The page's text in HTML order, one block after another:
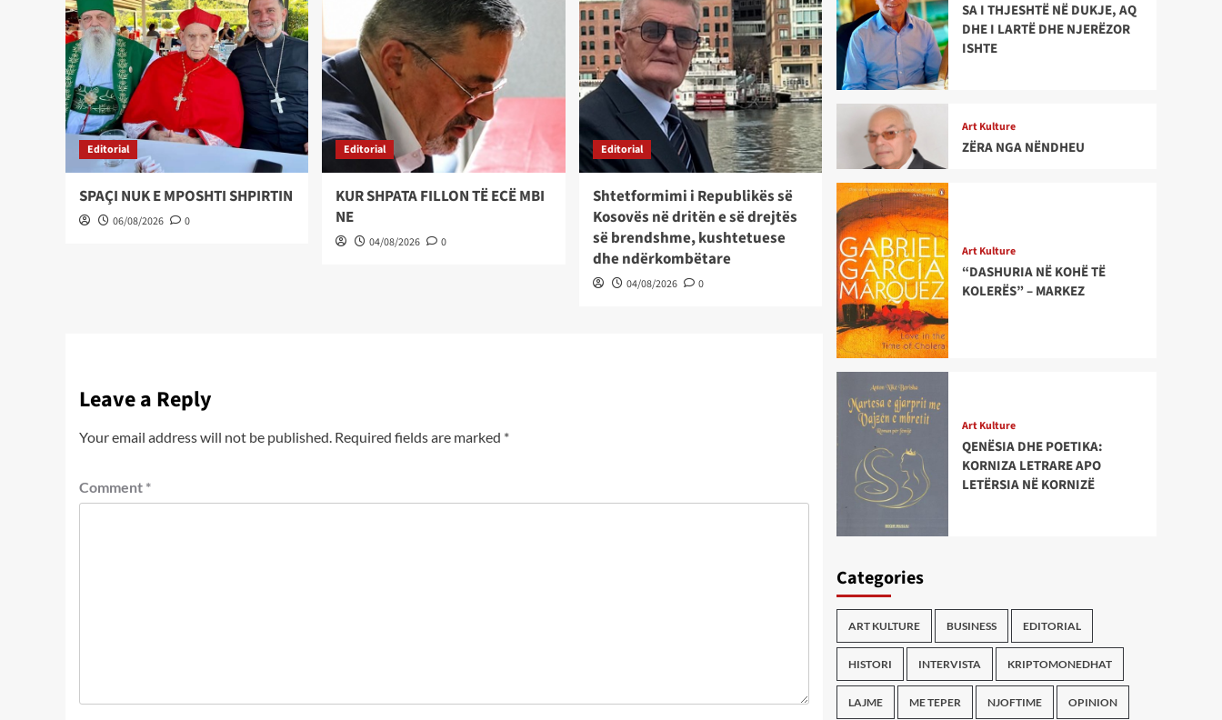
Editorial
SPAÇI NUK E MPOSHTI SHPIRTIN
06/08/2026 0
Editorial
KUR SHPATA FILLON TË ECË MBI
NE
04/08/2026 0
Editorial
Shtetformimi i Republikës së
Kosovës në dritën e së drejtës
së brendshme, kushtetuese
dhe ndërkombëtare
04/08/2026 0
Leave a Reply
Your email address will not be published. Required fields are marked *
Comment *
SA I THJESHTË NË DUKJE, AQ
DHE I LARTË DHE NJERËZOR
ISHTE
Art Kulture
ZËRA NGA NËNDHEU
Art Kulture
“DASHURIA NË KOHË TË
KOLERËS” – MARKEZ
Art Kulture
QENËSIA DHE POETIKA:
KORNIZA LETRARE APO
LETËRSIA NË KORNIZË
Categories
ART KULTURE BUSINESS EDITORIAL
HISTORI INTERVISTA KRIPTOMONEDHAT
LAJME ME TEPER NJOFTIME OPINION